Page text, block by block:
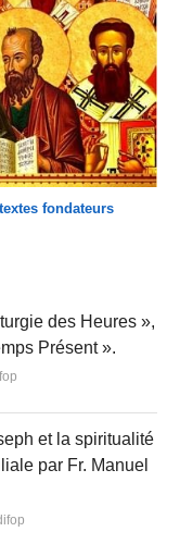
fondateurs
des Heures »,
Présent ».
et la spiritualité
par Fr. Manuel